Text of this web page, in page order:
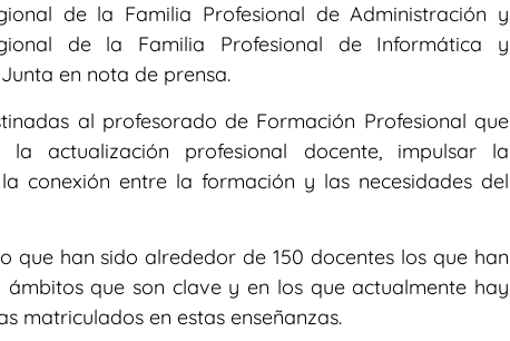
de la Familia Profesional de Administración y
de la Familia Profesional de Informática y
en nota de prensa.
al profesorado de Formación Profesional que
la actualización profesional docente, impulsar la
conexión entre la formación y las necesidades del
que han sido alrededor de 150 docentes los que han
que son clave y en los que actualmente hay
matriculados en estas enseñanzas.